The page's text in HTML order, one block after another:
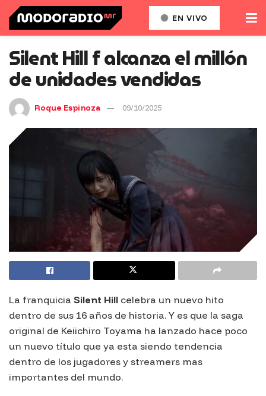
EN VIVO
Silent Hill f alcanza el millón
de unidades vendidas
Roque Espinoza 09/10/2025
La franquicia Silent Hill celebra un nuevo hito
dentro de sus 16 años de historia. Y es que la saga
original de Keiichiro Toyama ha lanzado hace poco
un nuevo título que ya esta siendo tendencia
dentro de los jugadores y streamers mas
importantes del mundo.